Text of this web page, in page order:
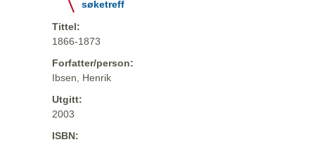
søketreff
Tittel:
1866-1873
Forfatter/person:
Ibsen, Henrik
Utgitt:
2003
ISBN: